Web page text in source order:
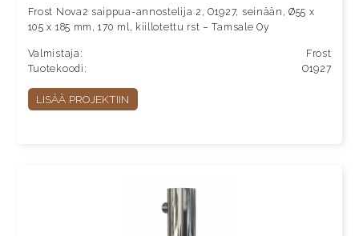
Frost Nova2 saippua-annostelija 2, O1927, seinään, Ø55 x
105 x 185 mm, 170 ml, kiillotettu rst – Tamsale Oy
Valmistaja:
Frost
Tuotekoodi:
O1927
LISÄÄ PROJEKTIIN